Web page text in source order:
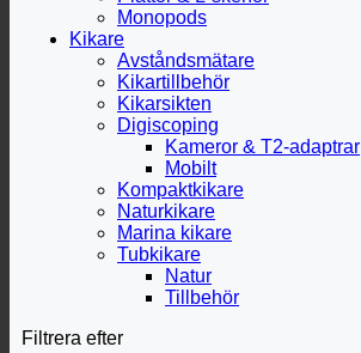
Monopods
Kikare
Avståndsmätare
Kikartillbehör
Kikarsikten
Digiscoping
Kameror & T2-adaptrar
Mobilt
Kompaktkikare
Naturkikare
Marina kikare
Tubkikare
Natur
Tillbehör
Filtrera efter